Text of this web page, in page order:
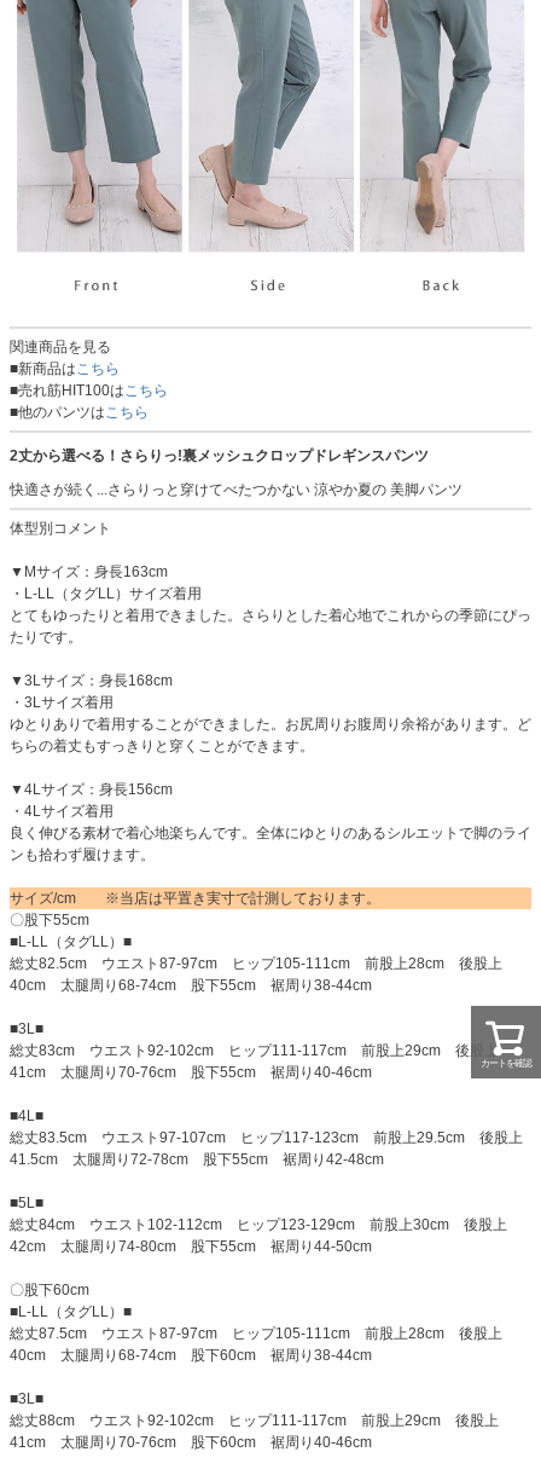
関連商品を見る
■新商品は こちら
■売れ筋HIT100は こちら
■他のパンツは こちら
2丈から選べる！さらりっ!裏メッシュクロップドレギンスパンツ
快適さが続く...さらりっと穿けてべたつかない 涼やか夏の 美脚パンツ
体型別コメント
▼Mサイズ：身長163cm
・L-LL（タグLL）サイズ着用
とてもゆったりと着用できました。さらりとした着心地でこれからの季節にぴっ
たりです。
▼3Lサイズ：身長168cm
・3Lサイズ着用
ゆとりありで着用することができました。お尻周りお腹周り余裕があります。ど
ちらの着丈もすっきりと穿くことができます。
▼4Lサイズ：身長156cm
・4Lサイズ着用
良く伸びる素材で着心地楽ちんです。全体にゆとりのあるシルエットで脚のライ
ンも拾わず履けます。
サイズ/cm ※当店は平置き実寸で計測しております。
〇股下55cm
■L-LL（タグLL）■
総丈82.5cm ウエスト87-97cm ヒップ105-111cm 前股上28cm 後股上
40cm 太腿周り68-74cm 股下55cm 裾周り38-44cm
■3L■
総丈83cm ウエスト92-102cm ヒップ111-117cm 前股上29cm 後股上
41cm 太腿周り70-76cm 股下55cm 裾周り40-46cm
■4L■
総丈83.5cm ウエスト97-107cm ヒップ117-123cm 前股上29.5cm 後股上
41.5cm 太腿周り72-78cm 股下55cm 裾周り42-48cm
■5L■
総丈84cm ウエスト102-112cm ヒップ123-129cm 前股上30cm 後股上
42cm 太腿周り74-80cm 股下55cm 裾周り44-50cm
〇股下60cm
■L-LL（タグLL）■
総丈87.5cm ウエスト87-97cm ヒップ105-111cm 前股上28cm 後股上
40cm 太腿周り68-74cm 股下60cm 裾周り38-44cm
■3L■
総丈88cm ウエスト92-102cm ヒップ111-117cm 前股上29cm 後股上
41cm 太腿周り70-76cm 股下60cm 裾周り40-46cm
カートを確認